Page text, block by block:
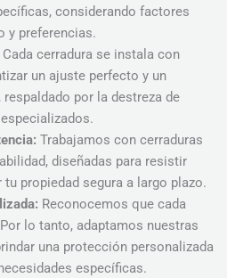
considerando factores
y preferencias.
Cada cerradura se instala con
un ajuste perfecto y un
por la destreza de
Trabajamos con cerraduras
diseñadas para resistir
propiedad segura a largo plazo.
Reconocemos que cada
lo tanto, adaptamos nuestras
una protección personalizada
específicas.